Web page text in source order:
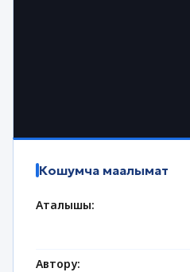
Кошумча маалымат
Аталышы:
Автору: